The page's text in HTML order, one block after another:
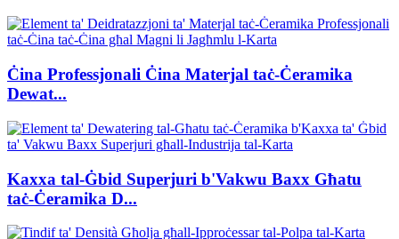
Ċina Professjonali Ċina Materjal taċ-Ċeramika
Dewat...
Kaxxa tal-Ġbid Superjuri b'Vakwu Baxx Għatu
taċ-Ċeramika D...